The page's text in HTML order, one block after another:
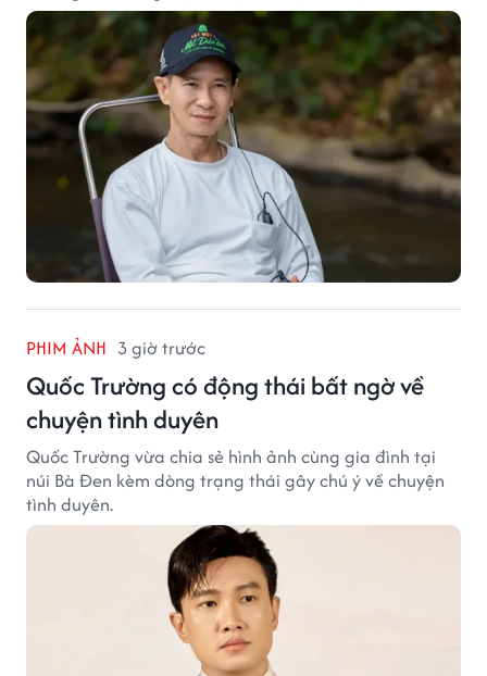
Sĩ: Bí Ẩn Mộ Vua Đinh.
PHIM ẢNH 3 giờ trước
Quốc Trường có động thái bất ngờ về
chuyện tình duyên
Quốc Trường vừa chia sẻ hình ảnh cùng gia đình tại
núi Bà Đen kèm dòng trạng thái gây chú ý về chuyện
tình duyên.